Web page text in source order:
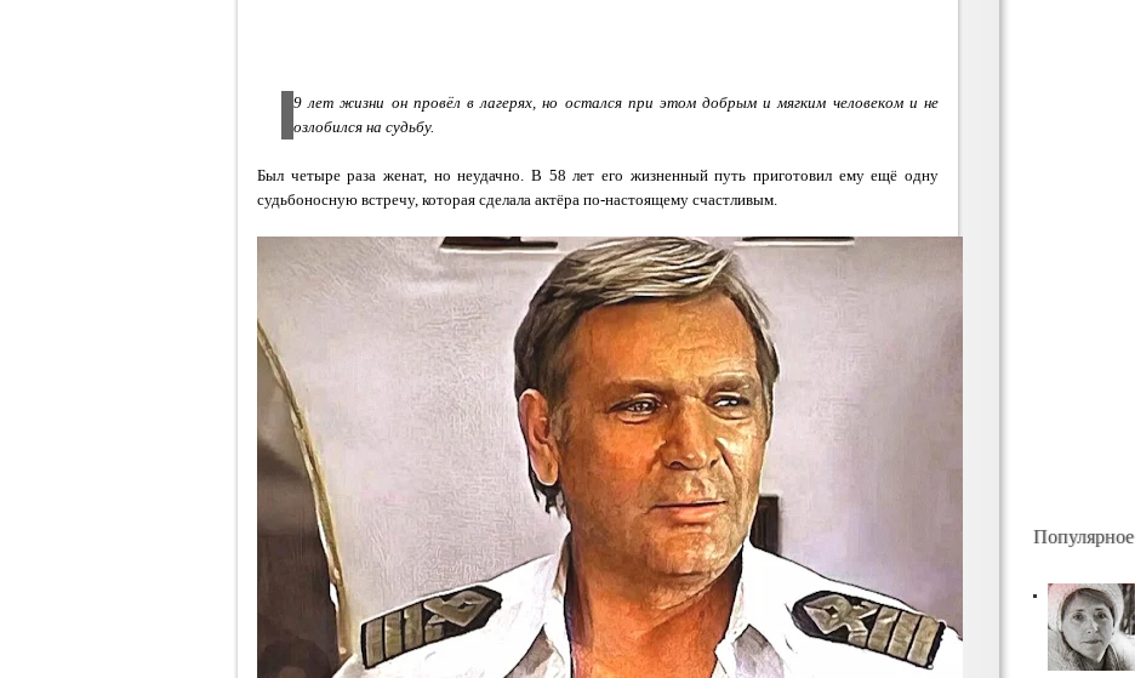
9 лет жизни он провёл в лагерях, но остался при этом добрым и мягким человеком и не
озлобился на судьбу.
Был четыре раза женат, но неудачно. В 58 лет его жизненный путь приготовил ему ещё одну
судьбоносную встречу, которая сделала актёра по-настоящему счастливым.
Популярное